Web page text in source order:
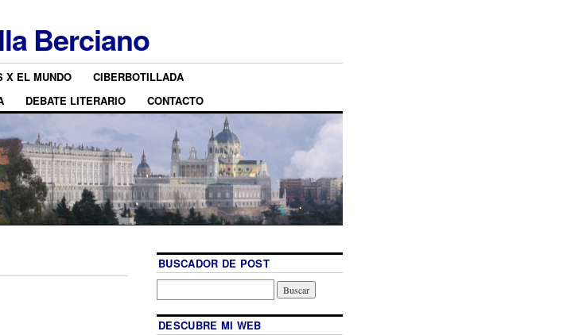
Berciano
X EL MUNDO
CIBERBOTILLADA
DEBATE LITERARIO CONTACTO
BUSCADOR DE POST
DESCUBRE MI WEB